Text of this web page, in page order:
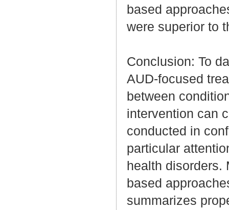
based
were superior to
Conclusion: To
AUD-focused
between
intervention can
conducted in
particular
health disorders.
based
summarizes